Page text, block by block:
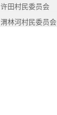
许田村民委员会
渭林河村民委员会